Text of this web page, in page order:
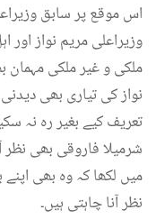
اس موقع پر سابق
وزیراعلی مریم نواز
ملکی و غیر ملکی مہمان
نواز کی تیاری بھی
تعریف کیے بغیر رہ نہ
شرمیلا فاروقی بھی
میں لکھا کہ وہ بھی
نظر آنا چاہتی ہیں۔